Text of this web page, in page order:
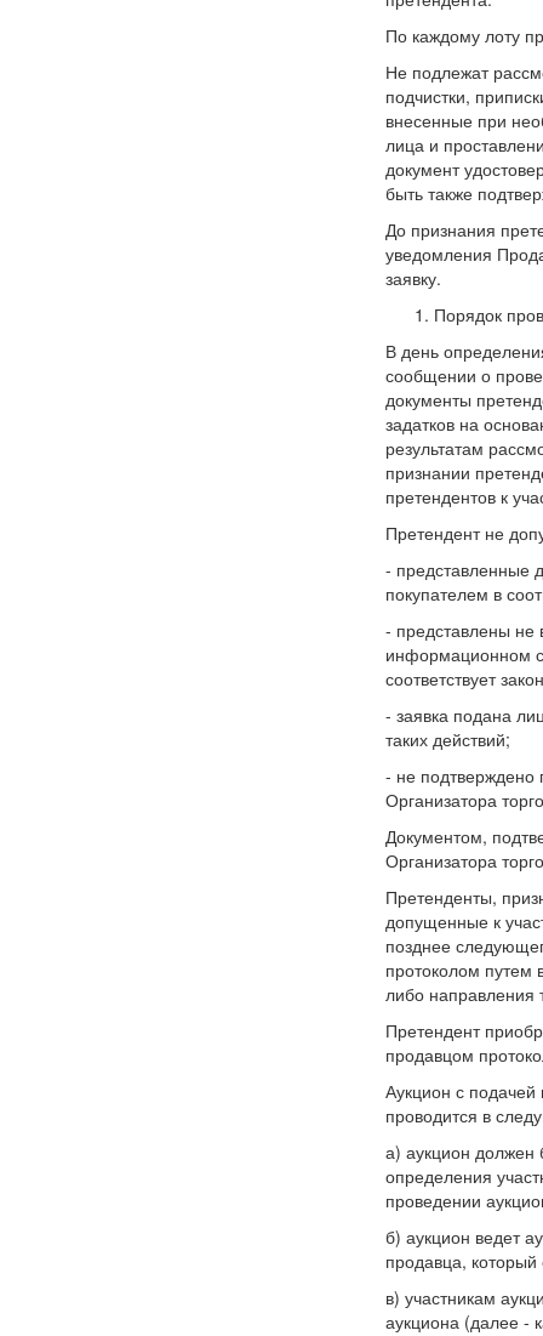
По каждому лоту
Не подлежат
подчистки,
внесенные при
лица и
документ
быть также
До признания
уведомления
заявку.
Порядок
В день
сообщении о
документы
задатков на
результатам
признании
претендентов к
Претендент не
- представленные
покупателем в
- представлены не
информационном
соответствует
- заявка подана
таких действий;
- не подтверждено
Организатора
Документом,
Организатора
Претенденты,
допущенные к
позднее
протоколом путем
либо направления
Претендент
продавцом
Аукцион с
проводится в
а) аукцион должен
определения
проведении
б) аукцион ведет
продавца, который
в) участникам
аукциона (далее -